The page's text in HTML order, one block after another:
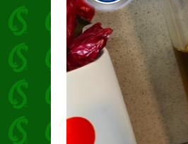
Carne
Pesce
Preparazioni
di base
Cibo
strada